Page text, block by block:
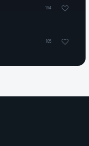
194
185